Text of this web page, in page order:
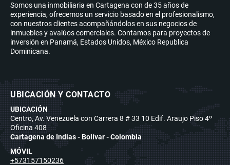
Somos una inmobiliaria en Cartagena con de 35 años de
experiencia, ofrecemos un servicio basado en el profesionalismo,
con nuestros clientes acompañándolos en sus negocios de
inmuebles y avalúos comerciales. Contamos para proyectos de
inversión en Panamá, Estados Unidos, México Republica
Dominicana.
UBICACIÓN Y CONTACTO
UBICACIÓN
Centro, Av. Venezuela con Carrera 8 # 33 10 Edif. Araujo Piso 4º
Oficina 408
Cartagena de Indias - Bolívar - Colombia
MÓVIL
+573157150236